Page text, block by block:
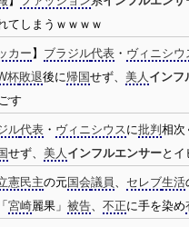
てしまうｗｗｗｗ
カー 】 ブラジル代表 ・ ヴィニシウ
杯敗退後に帰国せず、 美人 インフ
す
ル代表 ・ ヴィニシウスに批判 相
せず、 美人 インフルエンサーとイ
憲民主の元国会議員 、 セレブ生活
「 宮崎麗果」 被告、 不正に手を染め